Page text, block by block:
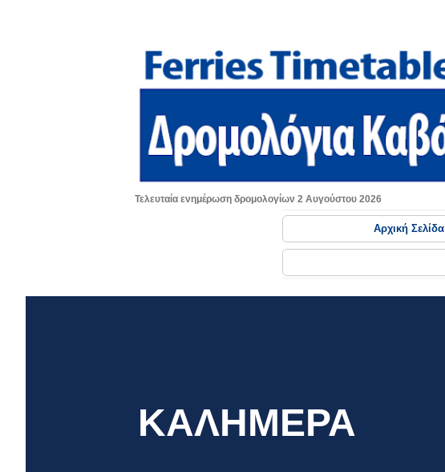
Τελευταία ενημέρωση δρομολογίων 2 Αυγούστου 2026
Αρχική Σελίδα
ΚΑΛΗΜΕΡΑ